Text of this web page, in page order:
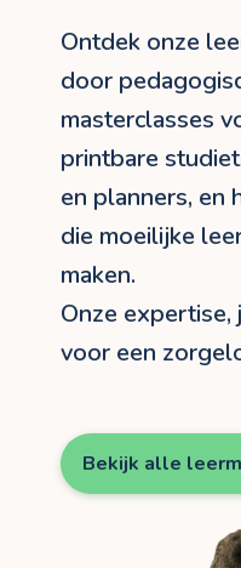
Ontdek onze
door
masterclasses
printbare
en planners, en
die moeilijke
maken.
Onze
voor een
Bekijk alle